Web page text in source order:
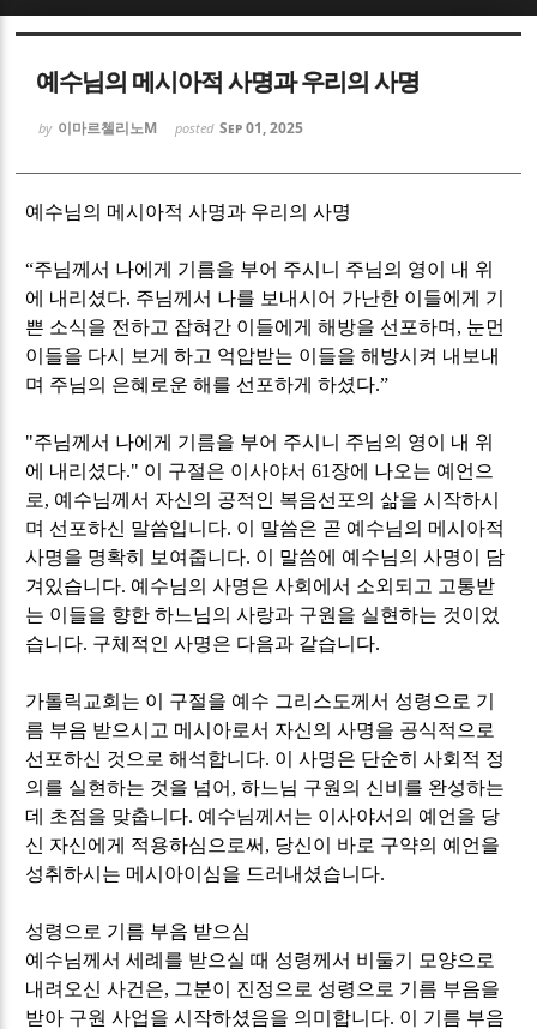
예수님의 메시아적 사명과 우리의 사명
by 이마르첼리노M posted Sep 01, 2025
예수님의 메시아적 사명과 우리의 사명
“주님께서 나에게 기름을 부어 주시니 주님의 영이 내 위
에 내리셨다. 주님께서 나를 보내시어 가난한 이들에게 기
쁜 소식을 전하고 잡혀간 이들에게 해방을 선포하며 , 눈먼
이들을 다시 보게 하고 억압받는 이들을 해방시켜 내보내
며 주님의 은혜로운 해를 선포하게 하셨다.”
"주님께서 나에게 기름을 부어 주시니 주님의 영이 내 위
에 내리셨다." 이 구절은 이사야서61 장에 나오는 예언으
로, 예수님께서 자신의 공적인 복음선포의 삶을 시작하시
며 선포하신 말씀입니다. 이 말씀은 곧 예수님의 메시아적
사명을 명확히 보여줍니다. 이 말씀에 예수님의 사명이 담
겨있습니다. 예수님의 사명은 사회에서 소외되고 고통받
는 이들을 향한 하느님의 사랑과 구원을 실현하는 것이었
습니다. 구체적인 사명은 다음과 같습니다.
가톨릭교회는 이 구절을 예수 그리스도께서 성령으로 기
름 부음 받으시고 메시아로서 자신의 사명을 공식적으로
선포하신 것으로 해석합니다. 이 사명은 단순히 사회적 정
의를 실현하는 것을 넘어 ,하느님 구원의 신비를 완성하는
데 초점을 맞춥니다. 예수님께서는 이사야서의 예언을 당
신 자신에게 적용하심으로써 , 당신이 바로 구약의 예언을
성취하시는 메시아이심을 드러내셨습니다.
성령으로 기름 부음 받으심
예수님께서 세례를 받으실 때 성령께서 비둘기 모양으로
내려오신 사건은, 그분이 진정으로 성령으로 기름 부음을
받아 구원 사업을 시작하셨음을 의미합니다. 이 기름 부음
Sketchbook5, 스케치북5
Sketchbook5, 스케치북5
Sketchbook5, 스케치북5
Sketchbook5, 스케치북5